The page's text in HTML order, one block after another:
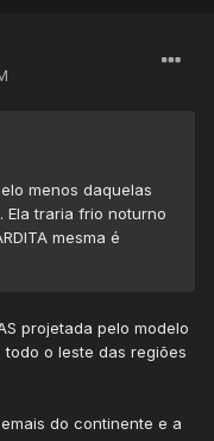
menos daquelas
Ela traria frio noturno
mesma é
projetada pelo modelo
o leste das regiões
do continente e a